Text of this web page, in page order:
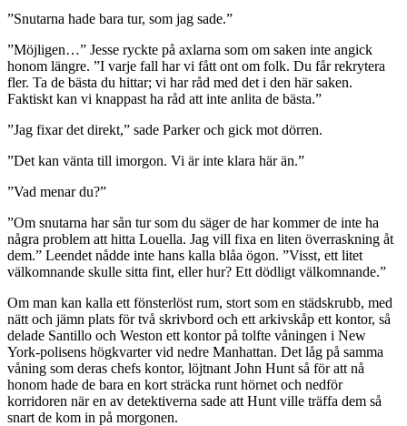
”Snutarna hade bara tur, som jag sade.”
”Möjligen…” Jesse ryckte på axlarna som om saken inte angick
honom längre. ”I varje fall har vi fått ont om folk. Du får rekrytera
fler. Ta de bästa du hittar; vi har råd med det i den här saken.
Faktiskt kan vi knappast ha råd att inte anlita de bästa.”
”Jag fixar det direkt,” sade Parker och gick mot dörren.
”Det kan vänta till imorgon. Vi är inte klara här än.”
”Vad menar du?”
”Om snutarna har sån tur som du säger de har kommer de inte ha
några problem att hitta Louella. Jag vill fixa en liten överraskning åt
dem.” Leendet nådde inte hans kalla blåa ögon. ”Visst, ett litet
välkomnande skulle sitta fint, eller hur? Ett dödligt välkomnande.”
Om man kan kalla ett fönsterlöst rum, stort som en städskrubb, med
nätt och jämn plats för två skrivbord och ett arkivskåp ett kontor, så
delade Santillo och Weston ett kontor på tolfte våningen i New
York-polisens högkvarter vid nedre Manhattan. Det låg på samma
våning som deras chefs kontor, löjtnant John Hunt så för att nå
honom hade de bara en kort sträcka runt hörnet och nedför
korridoren när en av detektiverna sade att Hunt ville träffa dem så
snart de kom in på morgonen.